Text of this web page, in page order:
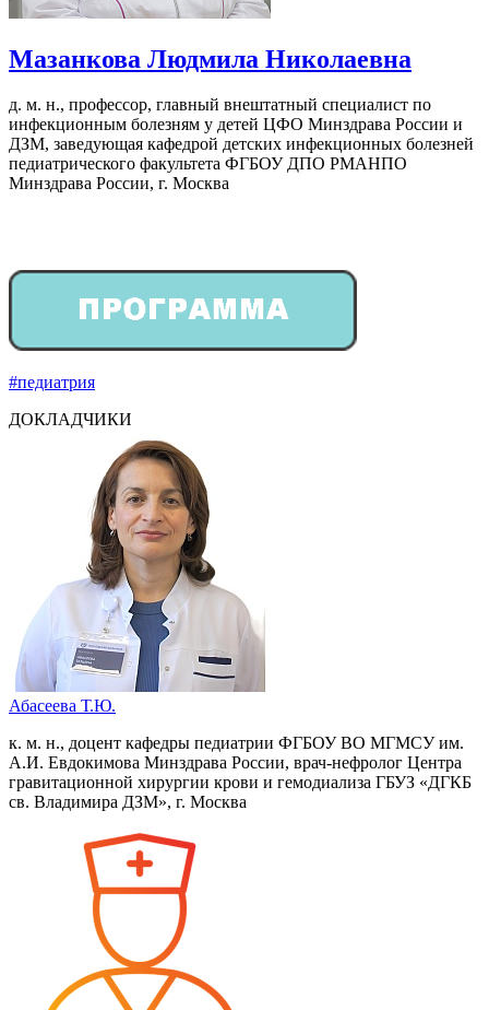
Мазанкова Людмила Николаевна
д. м. н., профессор, главный внештатный специалист по
инфекционным болезням у детей ЦФО Минздрава России и
ДЗМ, заведующая кафедрой детских инфекционных болезней
педиатрического факультета ФГБОУ ДПО РМАНПО
Минздрава России, г. Москва
#педиатрия
ДОКЛАДЧИКИ
Абасеева Т.Ю.
к. м. н., доцент кафедры педиатрии ФГБОУ ВО МГМСУ им.
А.И. Евдокимова Минздрава России, врач-нефролог Центра
гравитационной хирургии крови и гемодиализа ГБУЗ «ДГКБ
св. Владимира ДЗМ», г. Москва